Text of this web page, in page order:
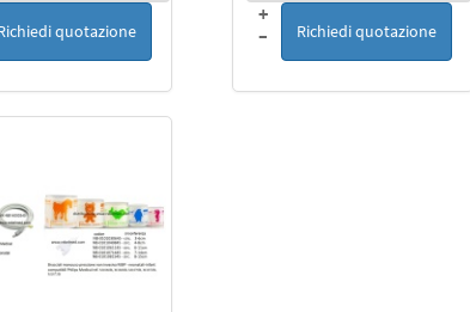
quotazione
+
–
Richiedi quotazione